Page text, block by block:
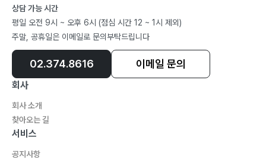
상담 가능 시간
평일 오전 9시 ~ 오후 6시 (점심 시간 12 ~ 1시 제외)
주말, 공휴일은 이메일로 문의부탁드립니다
02.374.8616 이메일 문의
회사
회사 소개
찾아오는 길
서비스
공지사항